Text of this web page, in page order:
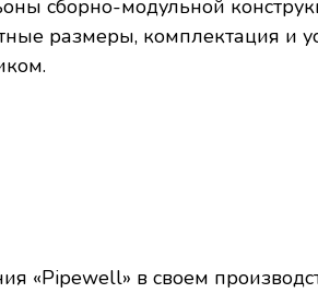
сборно-модульной
размеры, комплектация и
«Pipewell» в своем